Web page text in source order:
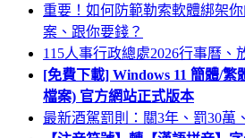
重要！如何防範勒索軟體綁架
案、跟你要錢？
115人事行政總處2026行事曆、
[免費下載] Windows 11 簡體/繁
檔案) 官方網站正式版本
最新酒駕罰則：關3年、罰30萬